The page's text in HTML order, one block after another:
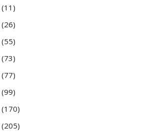
(11)
(26)
(55)
(73)
(77)
(99)
(170)
(205)